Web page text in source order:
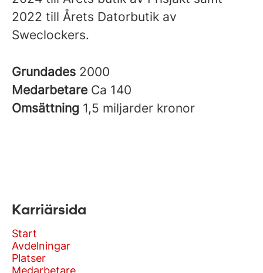
2022 till Årets Datorbutik av
Sweclockers.
Grundades 2000
Medarbetare Ca 140
Omsättning 1,5 miljarder kronor
Karriärsida
Start
Avdelningar
Platser
Medarbetare